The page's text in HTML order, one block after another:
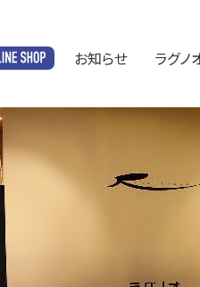
オンラインショップ
お知らせ ラグノ